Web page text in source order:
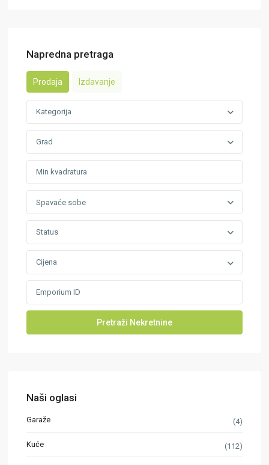
Napredna pretraga
Prodaja Izdavanje
Kategorija
Grad
Spavaće sobe
Status
Cijena
Naši oglasi
Garaže (4)
Kuće (112)